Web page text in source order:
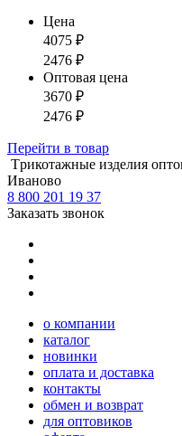
Цена
4075 ₽
2476 ₽
Оптовая цена
3670 ₽
2476 ₽
Перейти в товар
Tрикотажные изделия
Иваново
8 800 201 19 37
Заказать звонок
о компании
каталог
новинки
оплата и доставка
контакты
обмен и возврат
для оптовиков